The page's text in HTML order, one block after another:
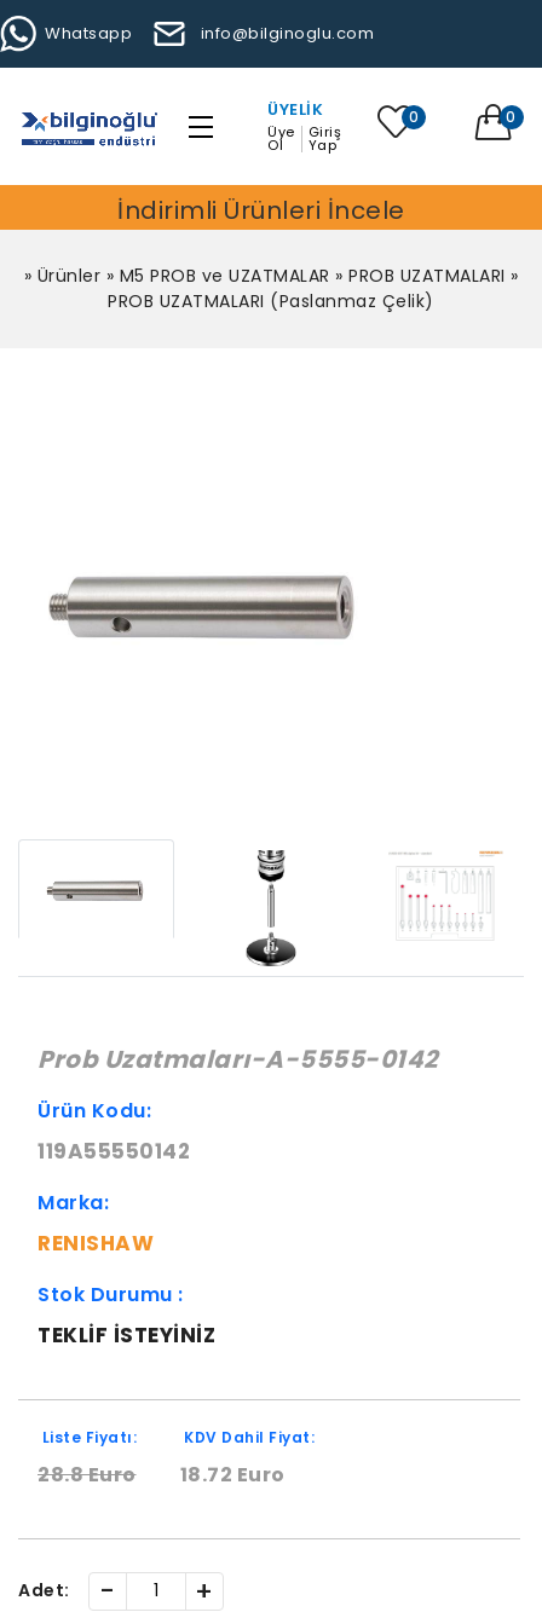
Whatsapp info@bilginoglu.com
ÜYELIK
Üye
Ol
Giriş
Yap
0 0
İndirimli Ürünleri İncele
» Ürünler » M5 PROB ve UZATMALAR » PROB UZATMALARI »
PROB UZATMALARI (Paslanmaz Çelik)
Prob Uzatmaları-A-5555-0142
Ürün Kodu:
119A55550142
Marka:
RENISHAW
Stok Durumu :
TEKLIF ISTEYINIZ
Liste Fiyatı:
28.8 Euro
KDV Dahil Fiyat:
18.72 Euro
Adet: - +